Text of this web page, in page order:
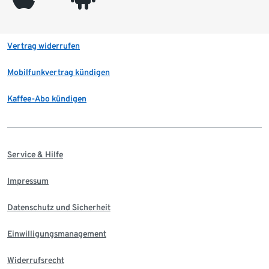
Vertrag widerrufen
Mobilfunkvertrag kündigen
Kaffee-Abo kündigen
Service & Hilfe
Impressum
Datenschutz und Sicherheit
Einwilligungsmanagement
Widerrufsrecht